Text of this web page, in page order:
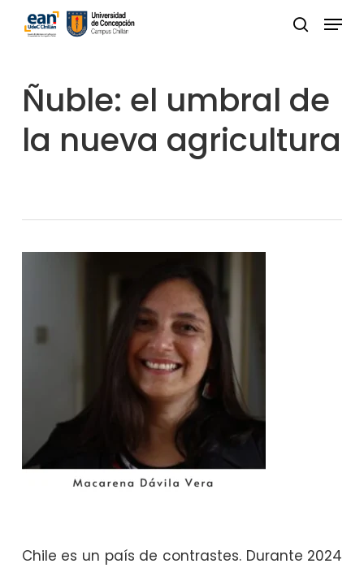
content
buscar
Menu
Ñuble: el umbral de
la nueva agricultura
Chile es un país de contrastes. Durante 2024